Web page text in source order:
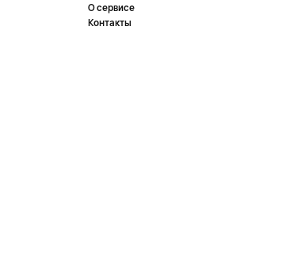
О сервисе
Контакты